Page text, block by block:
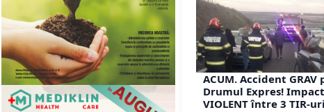
ACUM. Accident GRAV
Drumul Expres! Impact
VIOLENT între 3 TIR-